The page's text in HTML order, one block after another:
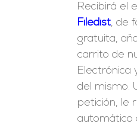
Recibirá el
Filedist, de
gratuita,
carrito de
Electrónica
del mismo.
petición, le
automático